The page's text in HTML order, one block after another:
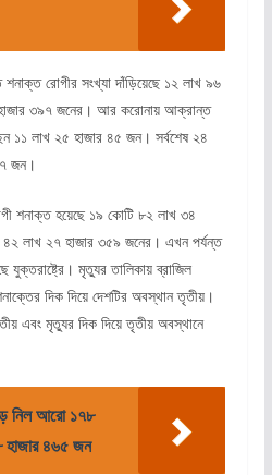
রোগীর সংখ্যা দাঁড়িয়েছে ১২ লাখ ৯৬
৩৯৭ জনের। আর করোনায় আক্রান্ত
১১ লাখ ২৫ হাজার ৪৫ জন। সর্বশেষ ২৪
জন।
শনাক্ত হয়েছে ১৯ কোটি ৮২ লাখ ৩৪
লাখ ২৭ হাজার ৩৫৯ জনের। এখন পর্যন্ত
মৃত্যুর তালিকায় ব্রাজিল
দিক দিয়ে দেশটির অবস্থান তৃতীয়।
এবং মৃত্যুর দিক দিয়ে তৃতীয় অবস্থানে
নিল আরো ১৭৮
হাজার ৪৬৫ জন